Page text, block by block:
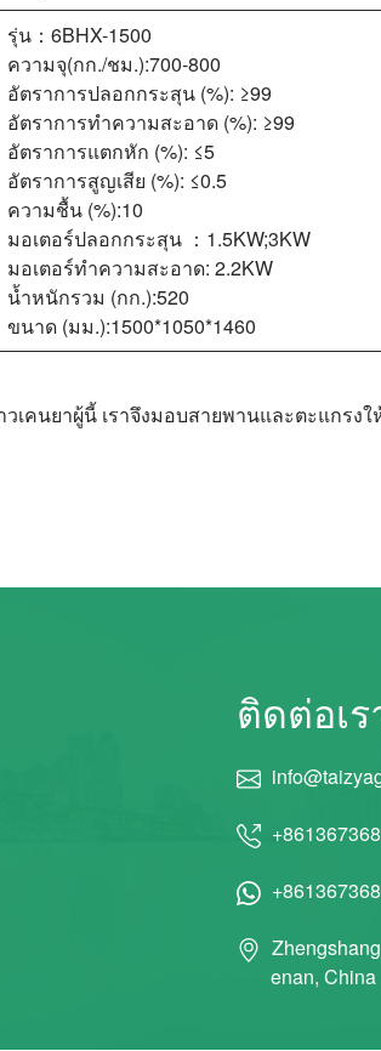
รุ่น：6BHX-1500
ความจุ(กก./ชม.):700-800
อัตราการปลอกกระสุน (%): ≥99
อัตราการทำความสะอาด (%): ≥99
อัตราการแตกหัก (%): ≤5
อัตราการสูญเสีย (%): ≤0.5
ความชื้น (%):10
มอเตอร์ปลอกกระสุน ：1.5KW;3KW
มอเตอร์ทำความสะอาด: 2.2KW
น้ำหนักรวม (กก.):520
ขนาด (มม.):1500*1050*1460
เคนยาผู้นี้ เราจึงมอบสายพานและตะแกร
ติดต่อเร
enan, China